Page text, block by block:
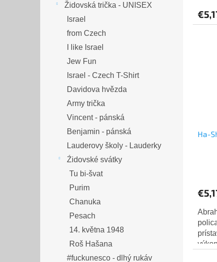
Židovská trička - UNISEX
Israel
from Czech
I like Israel
Jew Fun
Israel - Czech T-Shirt
Davidova hvězda
Army trička
Vincent - pánská
Benjamin - pánská
Lauderovy školy - Lauderky
Źidovské svátky
Tu bi-švat
Purim
Chanuka
Pesach
14. května 1948
Roš Hašana
#fuckunesco - dlhý rukáv
Ha-